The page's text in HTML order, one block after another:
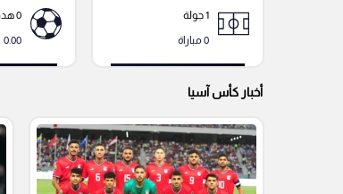
1 جولة
0 مباراة
0 هدف
0.00
أخبار كأس آسيا